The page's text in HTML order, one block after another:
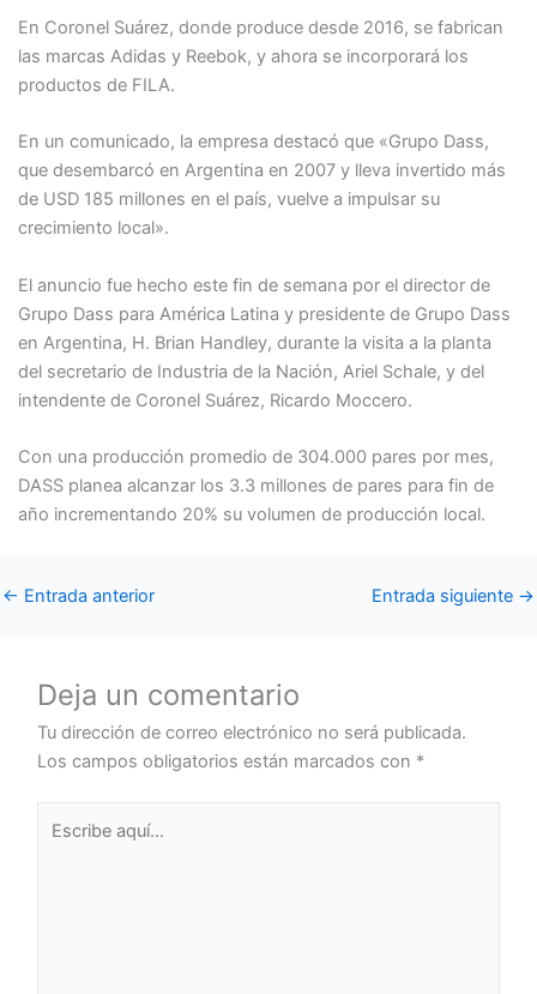
En Coronel Suárez, donde produce desde 2016, se fabrican
las marcas Adidas y Reebok, y ahora se incorporará los
productos de FILA.
En un comunicado, la empresa destacó que «Grupo Dass,
que desembarcó en Argentina en 2007 y lleva invertido más
de USD 185 millones en el país, vuelve a impulsar su
crecimiento local».
El anuncio fue hecho este fin de semana por el director de
Grupo Dass para América Latina y presidente de Grupo Dass
en Argentina, H. Brian Handley, durante la visita a la planta
del secretario de Industria de la Nación, Ariel Schale, y del
intendente de Coronel Suárez, Ricardo Moccero.
Con una producción promedio de 304.000 pares por mes,
DASS planea alcanzar los 3.3 millones de pares para fin de
año incrementando 20% su volumen de producción local.
← Entrada anterior Entrada siguiente →
Deja un comentario
Tu dirección de correo electrónico no será publicada.
Los campos obligatorios están marcados con *
aquí...